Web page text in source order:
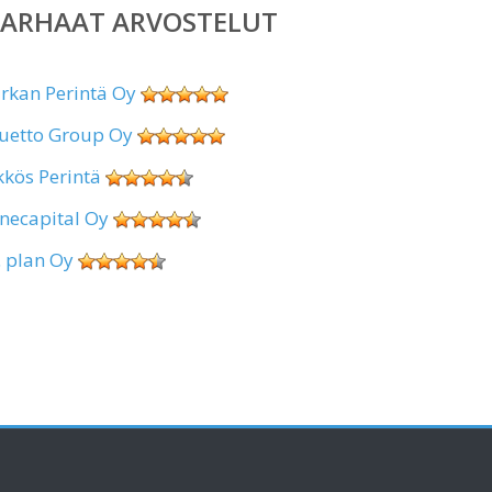
ARVOSTELUT
Perintä Oy
Group Oy
Perintä
Oy
plan Oy